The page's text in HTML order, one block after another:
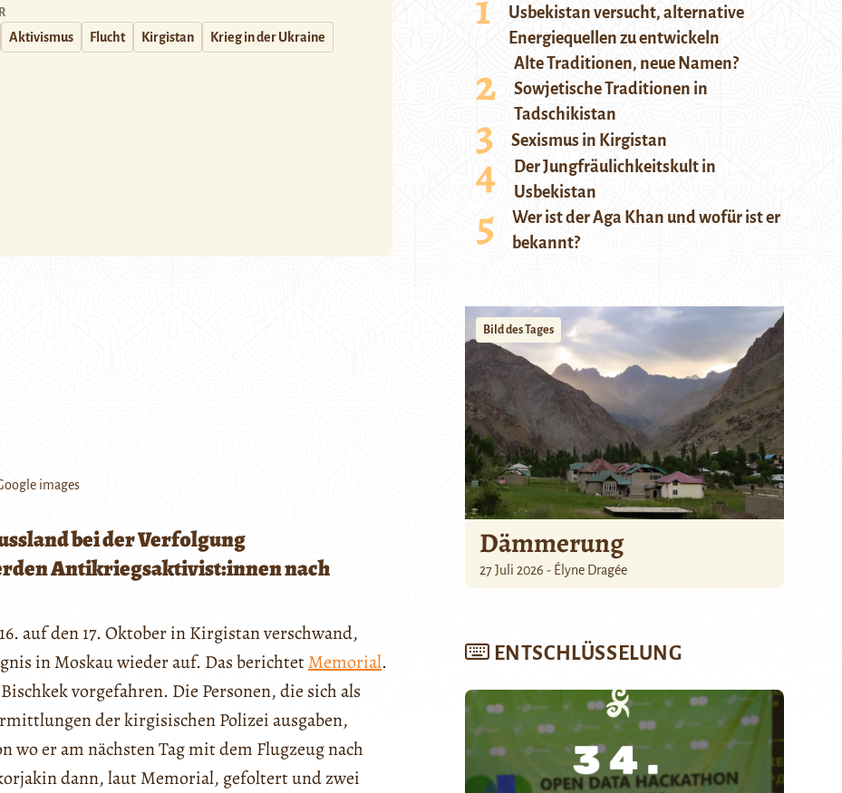
Aktivismus Flucht Kirgistan Krieg in der Ukraine
images
bei der Verfolgung
Antikriegsaktivist:innen nach
auf den 17. Oktober in Kirgistan verschwand,
in Moskau wieder auf. Das berichtetMemorial.
vorgefahren. Die Personen, die sich als
der kirgisischen Polizei ausgaben,
er am nächsten Tag mit dem Flugzeug nach
dann, laut Memorial, gefoltert und zwei
Usbekistan versucht, alternative
Energiequellen zu entwickeln
Alte Traditionen, neue Namen?
Sowjetische Traditionen in
Tadschikistan
Sexismus in Kirgistan
Der Jungfräulichkeitskult in
Usbekistan
Wer ist der Aga Khan und wofür ist er
bekannt?
Bild des Tages
Dämmerung
27 Juli 2026 - Élyne Dragée
ENTSCHLÜSSELUNG